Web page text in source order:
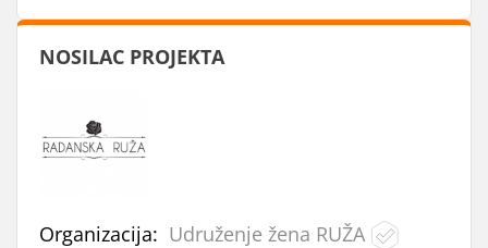
NOSILAC PROJEKTA
Organizacija: Udruženje žena RUŽA